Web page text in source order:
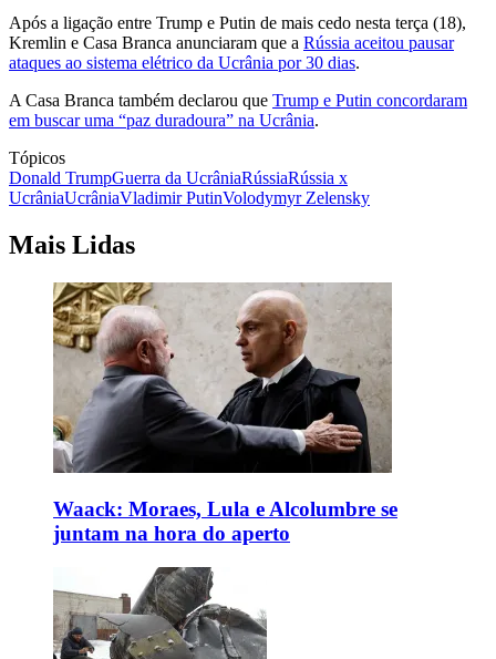
Após a ligação entre Trump e Putin de mais cedo nesta terça (18),
Kremlin e Casa Branca anunciaram que a Rússia aceitou pausar
ataques ao sistema elétrico da Ucrânia por 30 dias.
A Casa Branca também declarou que Trump e Putin concordaram
em buscar uma “paz duradoura” na Ucrânia.
Tópicos
Donald TrumpGuerra da UcrâniaRússiaRússia x
UcrâniaUcrâniaVladimir PutinVolodymyr Zelensky
Mais Lidas
Waack: Moraes, Lula e Alcolumbre se
juntam na hora do aperto